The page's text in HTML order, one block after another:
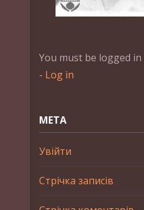
You must be logged
- Log in
МЕТА
Увійти
Стрічка записів